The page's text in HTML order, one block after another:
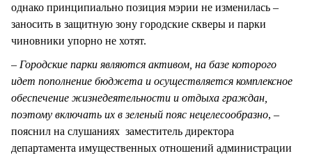
однако принципиально позиция мэрии не изменилась –
заносить в защитную зону городские скверы и парки
чиновники упорно не хотят.
– Городские парки являются активом, на базе которого
идет пополнение бюджета и осуществляется комплексное
обеспечение жизнедеятельности и отдыха граждан,
поэтому включать их в зеленый пояс нецелесообразно, –
пояснил на слушаниях заместитель директора
департамента имущественных отношений администрации